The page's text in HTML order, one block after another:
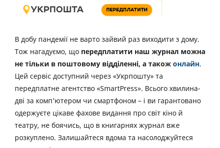
В добу пандемії не варто зайвий раз виходити з дому.
Тож нагадуємо, що передплатити наш журнал можна
не тільки в поштовому відділенні, а також онлайн.
Цей сервіс доступний через «Укрпошту» та
передплатне агентство «SmartPress». Всього хвилина-
дві за комп’ютером чи смартфоном – і ви гарантовано
одержуєте цікаве фахове видання про світ кіно й
театру, не боячись, що в книгарнях журнал вже
розкуплено. Залишайтеся вдома та насолоджуйтеся